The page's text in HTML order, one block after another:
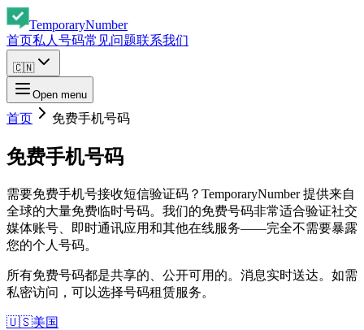
TemporaryNumber
首页私人号码常见问题联系我们
🇨🇳
Open menu
首页 免费手机号码
免费手机号码
需要免费手机号接收短信验证码？TemporaryNumber 提供来自
全球的大量免费临时号码。我们的免费号码非常适合验证社交
媒体账号、即时通讯应用和其他在线服务——完全不需要暴露
您的个人号码。
所有免费号码都是共享的、公开可用的。消息实时送达。如需
私密访问，可以选择号码租赁服务。
🇺🇸美国